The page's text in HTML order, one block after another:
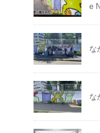
e
な
な